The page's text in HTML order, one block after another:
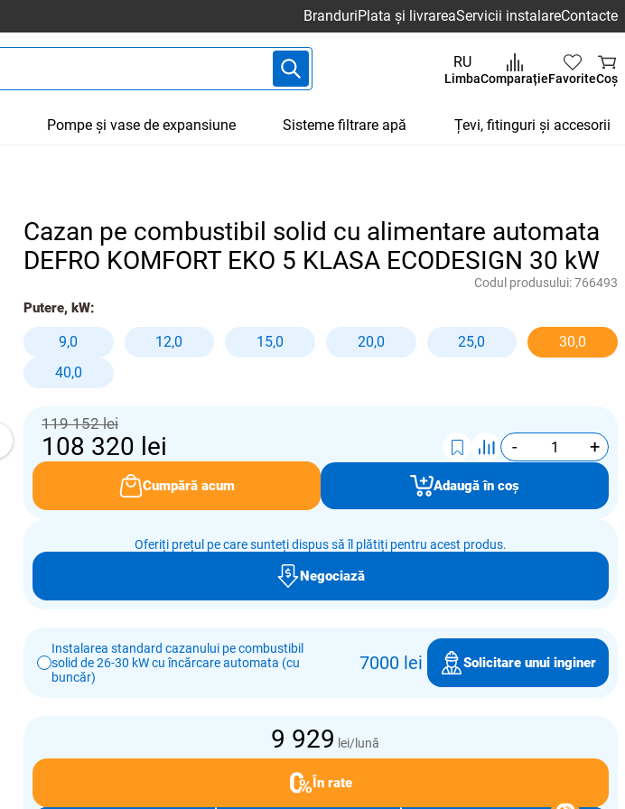
BranduriPlata și livrareaServicii instalareContacte
RU
LimbaComparațieFavoriteCoș
Pompe și vase de expansiune Sisteme filtrare apă Țevi, fitinguri și accesorii
Cazan pe combustibil solid cu alimentare automata
DEFRO KOMFORT EKO 5 KLASA ECODESIGN 30 kW
Codul produsului:766493
Putere, kW:
9,0 12,0 15,0 20,0 25,0
30,0
40,0
119 152 lei
108 320 lei - +
Cumpără acum Adaugă în coș
Oferiți prețul pe care sunteți dispus să îl plătiți pentru acest produs.
Negociază
Instalarea standard cazanului pe combustibil
solid de 26-30 kW cu încărcare automata (cu
buncăr)
7000 lei Solicitare unui inginer
9 929 lei/lună
În rate